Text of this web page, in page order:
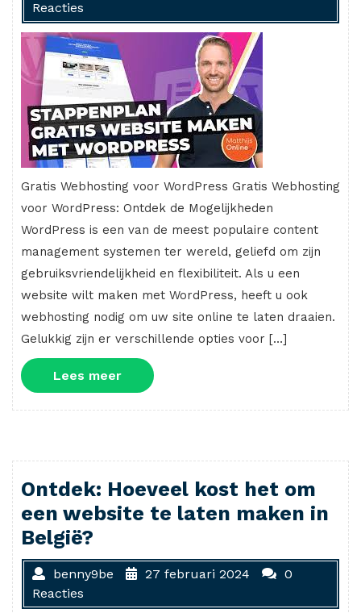
Reacties
Gratis Webhosting voor WordPress Gratis Webhosting
voor WordPress: Ontdek de Mogelijkheden
WordPress is een van de meest populaire content
management systemen ter wereld, geliefd om zijn
gebruiksvriendelijkheid en flexibiliteit. Als u een
website wilt maken met WordPress, heeft u ook
webhosting nodig om uw site online te laten draaien.
Gelukkig zijn er verschillende opties voor […]
Lees meerLees
meer
Ontdek: Hoeveel kost het om
een website te laten maken in
België?
benny9be 27 februari 2024
0
Reacties